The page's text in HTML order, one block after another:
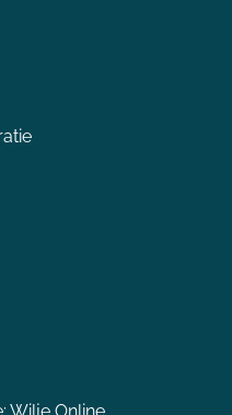
Wilje Online